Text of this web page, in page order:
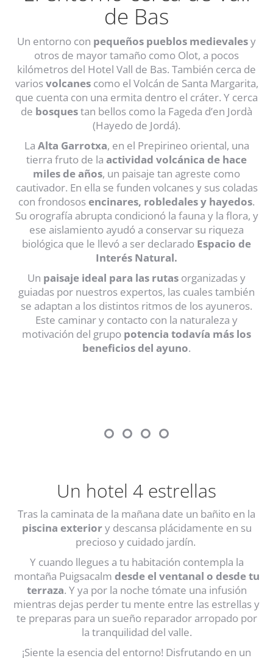
de Bas
Un entorno con pequeños pueblos medievalesy
otros de mayor tamaño como Olot, a pocos
kilómetros del Hotel Vall de Bas. También cerca de
variosvolcanescomo el Volcán de Santa Margarita,
que cuenta con una ermita dentro el cráter. Y cerca
de bosquestan bellos como la Fageda d’en Jordà
(Hayedo de Jordá).
La Alta Garrotxa, en el Prepirineo oriental, una
tierra fruto de la actividad volcánica de hace
miles de años, un paisaje tan agreste como
cautivador. En ella se funden volcanes y sus coladas
con frondososencinares, robledales y hayedos.
Su orografía abrupta condicionó la fauna y la flora, y
ese aislamiento ayudó a conservar su riqueza
biológica que le llevó a ser declarado Espacio de
Interés Natural.
Un paisaje ideal para las rutas organizadas y
guiadas por nuestros expertos, las cuales también
se adaptan a los distintos ritmos de los ayuneros.
Este caminar y contacto con la naturaleza y
motivación del grupo potencia todavía más los
beneficios del ayuno.
Un hotel 4 estrellas
Tras la caminata de la mañana date un bañito en la
piscina exteriory descansa plácidamente en su
precioso y cuidado jardín.
Y cuando llegues a tu habitación contempla la
montaña Puigsacalm desde el ventanal o desde tu
terraza. Y ya por la noche tómate una infusión
mientras dejas perder tu mente entre las estrellas y
te preparas para un sueño reparador arropado por
la tranquilidad del valle.
¡Siente la esencia del entorno! Disfrutando en un